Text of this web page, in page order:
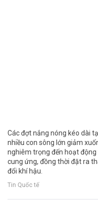
Các đợt nắng nóng kéo dài
nhiều con sông lớn giảm
nghiêm trọng đến hoạt
cung ứng, đồng thời đặt ra
đổi khí hậu.
Tin Quốc tế